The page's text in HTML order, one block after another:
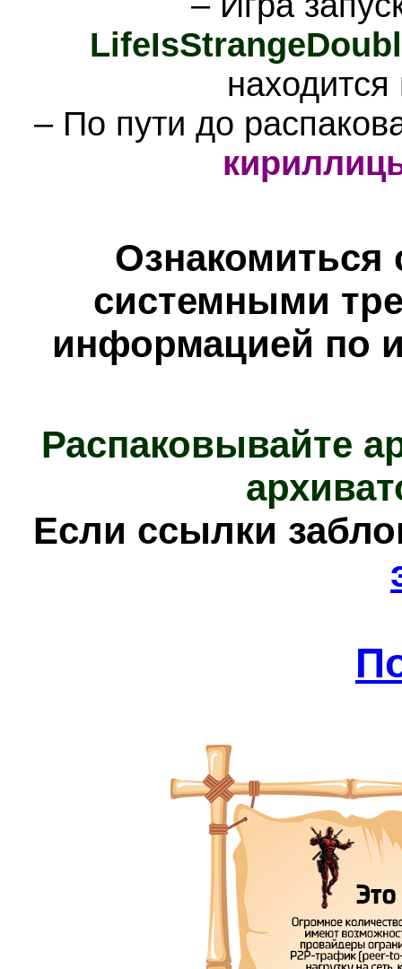
– По пути до
Ознакомиться
системными
информацией по
Распаковывайте
Если ссылки